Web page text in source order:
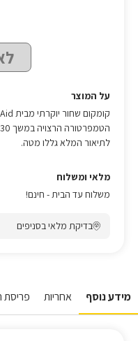
על המוצר
לתיאור המלא גללו מטה.
מלאי ומשלוח
משלוח עד הבית - חינם!
בדיקת מלאי בסניפים
מידע נוסף אחריות פריסת